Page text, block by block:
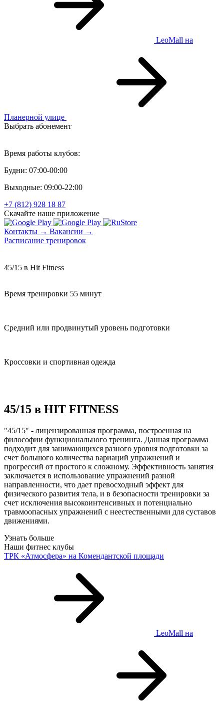
LeoMall на
Планерной улице
Выбрать абонемент
Время работы клубов:
Будни: 07:00-00:00
Выходные: 09:00-22:00
+7 (812) 928 18 87
Скачайте наше приложение
Контакты → Вакансии →
Расписание тренировок
45/15 в Hit Fitness
Время тренировки 55 минут
Средний или продвинутый уровень подготовки
Кроссовки и спортивная одежда
45/15 в HIT FITNESS
"45/15" - лицензированная программа, построенная на
философии функционального тренинга. Данная программа
подходит для занимающихся разного уровня подготовки за
счет большого количества вариаций упражнений и
прогрессий от простого к сложному. Эффективность занятия
заключается в использование упражнений разной
направленности, что дает превосходный эффект для
физического развития тела, и в безопасности тренировки за
счет исключения высокоинтенсивных и потенциально
травмоопасных упражнений с неестественными для суставов
движениями.
Узнать больше
Наши фитнес клубы
ТРК «Атмосфера» на Комендантской площади
LeoMall на